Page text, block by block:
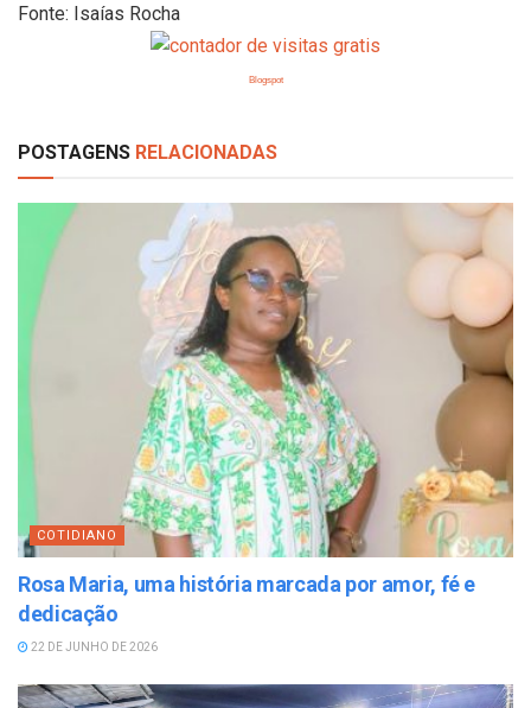
Fonte: Isaías Rocha
Blogspot
POSTAGENS RELACIONADAS
COTIDIANO
Rosa Maria, uma história marcada por amor, fé e
dedicação
22 DE JUNHO DE 2026